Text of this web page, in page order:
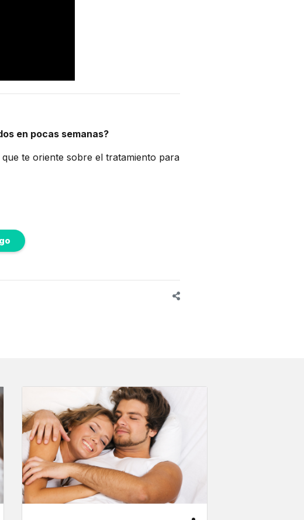
en pocas semanas?
te oriente sobre el tratamiento para